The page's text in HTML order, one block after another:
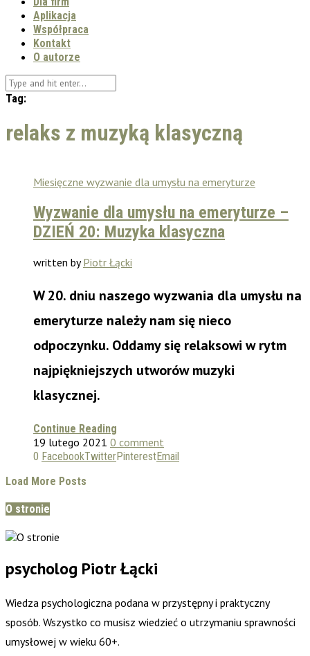
Aplikacja
Współpraca
Kontakt
O autorze
Tag:
relaks z muzyką klasyczną
Miesięczne wyzwanie dla umysłu na emeryturze
Wyzwanie dla umysłu na emeryturze –
DZIEŃ 20: Muzyka klasyczna
written byPiotr Łącki
W 20. dniu naszego wyzwania dla umysłu na
emeryturze należy nam się nieco
odpoczynku. Oddamy się relaksowi w rytm
najpiękniejszych utworów muzyki
klasycznej.
Continue Reading
19 lutego 2021 0 comment
0 FacebookTwitterPinterestEmail
Load More Posts
O stronie
psycholog Piotr Łącki
Wiedza psychologiczna podana w przystępny i praktyczny
sposób. Wszystko co musisz wiedzieć o utrzymaniu sprawności
umysłowej w wieku 60+.